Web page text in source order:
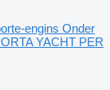
engins Onder
YACHT PER